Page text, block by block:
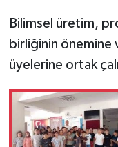
Bilimsel üretim,
birliğinin önemine
üyelerine ortak